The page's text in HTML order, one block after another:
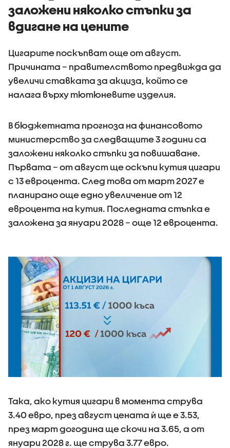
заложени няколко стъпки за
вдигане на цените
Цигарите поскъпват още от август.
Причината – правителството предвижда да
увеличи ставката за акциза, който се
налага върху тютюневите изделия.
В бюджетната прогноза на финансовото
министерство за следващите 3 години са
заложени няколко стъпки за повишаване.
Първата – от август ще оскъпи кутия цигари
с 13 евроцента. След това от март 2027 е
планирано още едно увеличение от 12
евроцента на кутия. Последната стъпка е
заложена за януари 2028 – още 12 евроцента.
Така, ако кутия цигари в момента струва
3.40 евро, през август цената ѝ ще е 3.53,
през март догодина ще скочи на 3.65, а от
януари 2028 г. ще струва 3.77 евро.